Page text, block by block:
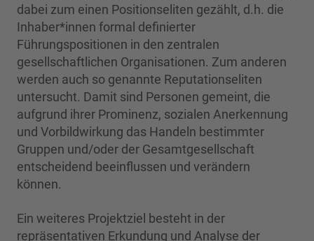
dabei zum einen Positionseliten gezählt, d.h. die
Inhaber*innen formal definierter
Führungspositionen in den zentralen
gesellschaftlichen Organisationen. Zum anderen
werden auch so genannte Reputationseliten
untersucht. Damit sind Personen gemeint, die
aufgrund ihrer Prominenz, sozialen Anerkennung
und Vorbildwirkung das Handeln bestimmter
Gruppen und/oder der Gesamtgesellschaft
entscheidend beeinflussen und verändern
können.
Ein weiteres Projektziel besteht in der
repräsentativen Erkundung und Analyse der